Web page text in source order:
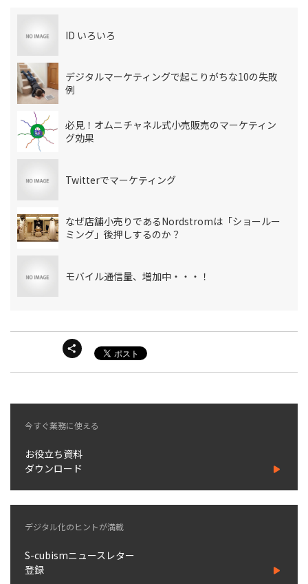
ID いろいろ
デジタルマーケティングで起こりがちな10の失敗
例
必見！オムニチャネル式小売販売のマーケティン
グ効果
Twitterでマーケティング
なぜ店舗小売りであるNordstromは「ショールー
ミング」後押しするのか？
モバイル通信量、増加中・・・！
今すぐ業務に使える
お役立ち資料
ダウンロード
デジタル化のヒントが満載
S-cubismニュースレター
登録